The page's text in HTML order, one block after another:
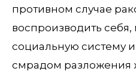
противном случае
воспроизводить
социальную систему
смрадом